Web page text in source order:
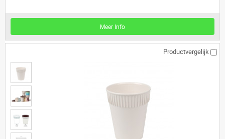
Meer Info
Productvergelijk